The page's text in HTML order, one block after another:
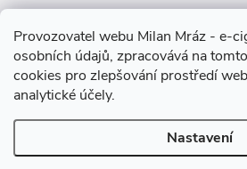
Provozovatel webu Milan Mráz - e-
osobních údajů, zpracovává na
cookies pro zlepšování prostředí
analytické účely.
Nastavení
Facebook
Copyright 2007-2026e-cigo.cz.